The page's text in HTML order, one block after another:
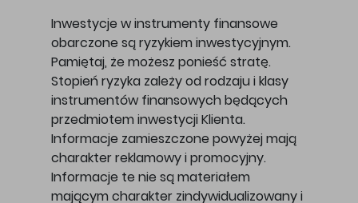
Inwestycje w instrumenty finansowe
obarczone są ryzykiem inwestycyjnym.
Pamiętaj, że możesz ponieść stratę.
Stopień ryzyka zależy od rodzaju i klasy
instrumentów finansowych będących
przedmiotem inwestycji Klienta.
Informacje zamieszczone powyżej mają
charakter reklamowy i promocyjny.
Informacje te nie są materiałem
mającym charakter zindywidualizowany i